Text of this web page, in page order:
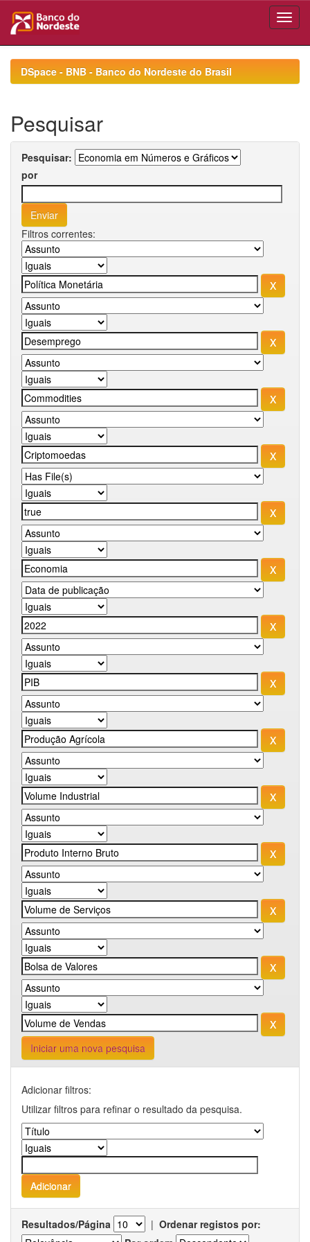
navigationDSpace - BNB - Banco do Nordeste do Brasil
Pesquisar
Pesquisar:
por
Filtros correntes:
Iniciar uma nova pesquisa
Adicionar filtros:
Utilizar filtros para refinar o resultado da pesquisa.
Resultados/Página | Ordenar registos por: